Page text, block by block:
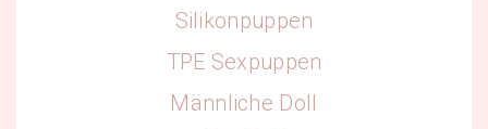
Silikonpuppen
TPE Sexpuppen
Männliche Doll